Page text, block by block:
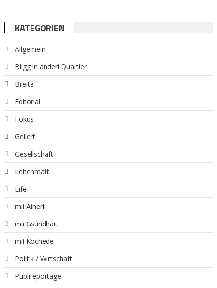
KATEGORIEN
Allgemein
Bligg in anderi Quartier
Breite
Editorial
Fokus
Gellert
Gesellschaft
Lehenmatt
Life
mii Äinerli
mii Gsundhäit
mii Kochede
Politik / Wirtschaft
Publireportage